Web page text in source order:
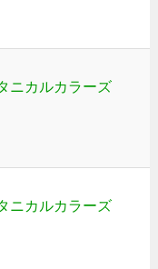
ニカルカラーズ
ニカルカラーズ